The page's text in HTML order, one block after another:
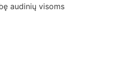
audinių visoms